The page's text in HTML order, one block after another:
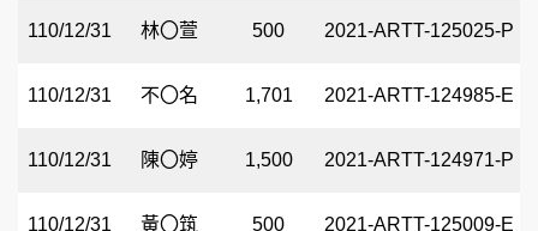
110/12/31 林〇萱 500 2021-ARTT-125025-P
110/12/31 不〇名 1,701 2021-ARTT-124985-E
110/12/31 陳〇婷 1,500 2021-ARTT-124971-P
110/12/31 黃〇筑 500 2021-ARTT-125009-E